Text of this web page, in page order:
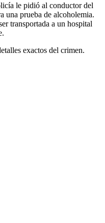
le pidió al conductor del
una prueba de alcoholemia.
transportada a un hospital
exactos del crimen.